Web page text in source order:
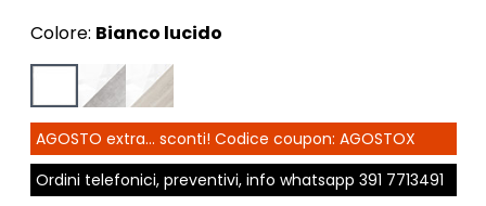
Colore: Bianco lucido
AGOSTO extra... sconti! Codice coupon: AGOSTOX
Ordini telefonici, preventivi, info whatsapp 391 7713491